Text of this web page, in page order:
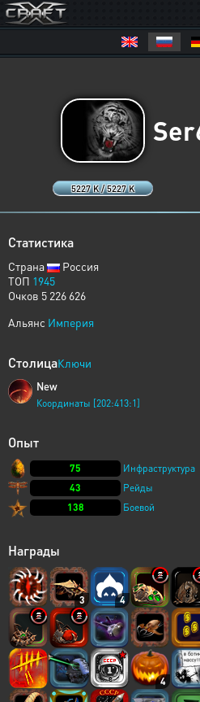
5227 K / 5227 K
Статистика
Страна
Россия
ТОП 1945
Очков 5 226 626
Альянс Империя
СтолицаКлючи
New
Координаты [202:413:1]
Опыт
75
Инфраструктура
43
Рейды
138
Боевой
Награды
3 4
4